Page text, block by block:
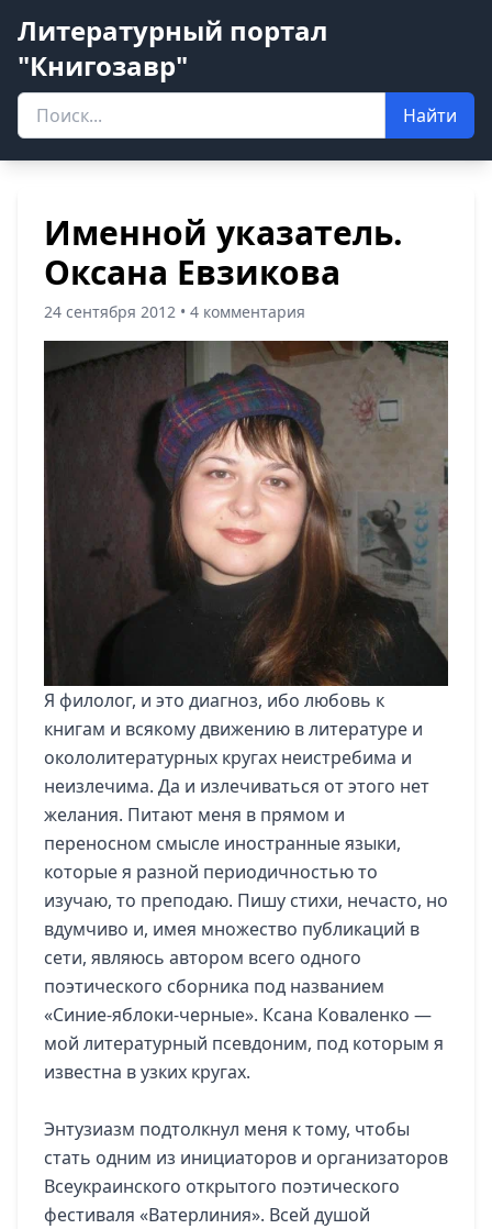
Литературный портал
"Книгозавр"
Найти
Именной указатель.
Оксана Евзикова
24 сентября 2012 • 4 комментария
Я филолог, и это диагноз, ибо любовь к
книгам и всякому движению в литературе и
окололитературных кругах неистребима и
неизлечима. Да и излечиваться от этого нет
желания. Питают меня в прямом и
переносном смысле иностранные языки,
которые я разной периодичностью то
изучаю, то преподаю. Пишу стихи, нечасто, но
вдумчиво и, имея множество публикаций в
сети, являюсь автором всего одного
поэтического сборника под названием
«Синие-яблоки-черные». Ксана Коваленко —
мой литературный псевдоним, под которым я
известна в узких кругах.
Энтузиазм подтолкнул меня к тому, чтобы
стать одним из инициаторов и организаторов
Всеукраинского открытого поэтического
фестиваля «Ватерлиния». Всей душой